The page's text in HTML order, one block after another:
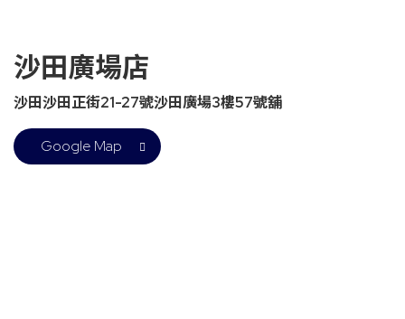
沙田廣場店
沙田沙田正街21-27號沙田廣場3樓57號舖
Google Map